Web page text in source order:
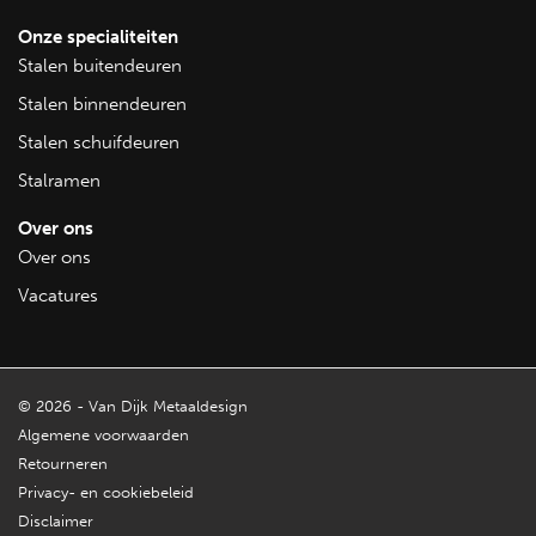
veelzijdig inzetbaar in zowel residentiële als commerciële
projecten. Ze zijn ideaal voor boerderijen, stallen, industriële
panden, en andere gebouwen waar zowel isolatie als
Onze specialiteiten
Stalen buitendeuren
Stalen binnendeuren
Stalen schuifdeuren
Stalramen
Over ons
Over ons
Vacatures
© 2026 - Van Dijk Metaaldesign
Algemene voorwaarden
Retourneren
Privacy- en cookiebeleid
Disclaimer